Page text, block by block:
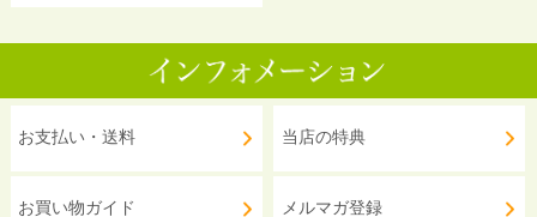
お支払い・送料
お買い物ガイド
当店の特典
メルマガ登録